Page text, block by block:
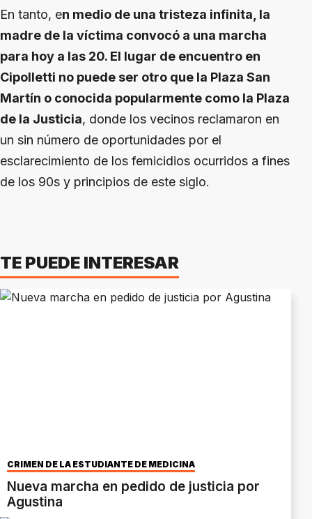
En tanto, en medio de una tristeza infinita, la
madre de la víctima convocó a una marcha
para hoy a las 20. El lugar de encuentro en
Cipolletti no puede ser otro que la Plaza San
Martín o conocida popularmente como la Plaza
de la Justicia, donde los vecinos reclamaron en
un sin número de oportunidades por el
esclarecimiento de los femicidios ocurridos a fines
de los 90s y principios de este siglo.
TE PUEDE INTERESAR
CRIMEN DE LA ESTUDIANTE DE MEDICINA
Nueva marcha en pedido de justicia por
Agustina